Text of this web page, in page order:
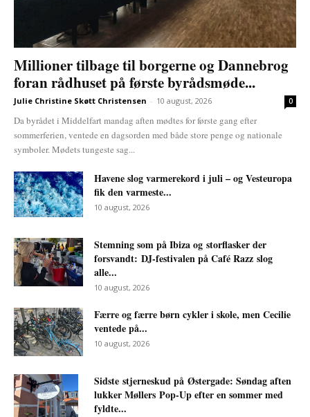
Millioner tilbage til borgerne og Dannebrog
foran rådhuset på første byrådsmøde...
Julie Christine Skøtt Christensen - 10 august, 2026 0
Da byrådet i Middelfart mandag aften mødtes for første gang efter
sommerferien, ventede en dagsorden med både store penge og nationale
symboler. Mødets tungeste sag...
Havene slog varmerekord i juli – og Vesteuropa
fik den varmeste...
10 august, 2026
Stemning som på Ibiza og storflasker der
forsvandt: DJ-festivalen på Café Razz slog
alle...
10 august, 2026
Færre og færre børn cykler i skole, men Cecilie
ventede på...
10 august, 2026
Sidste stjerneskud på Østergade: Søndag aften
lukker Møllers Pop-Up efter en sommer med
fyldte...